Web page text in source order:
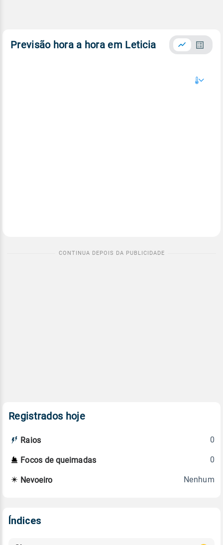
Previsão hora a hora em Leticia
Registrados hoje
Raios 0
Focos de queimadas 0
Nevoeiro Nenhum
Índices